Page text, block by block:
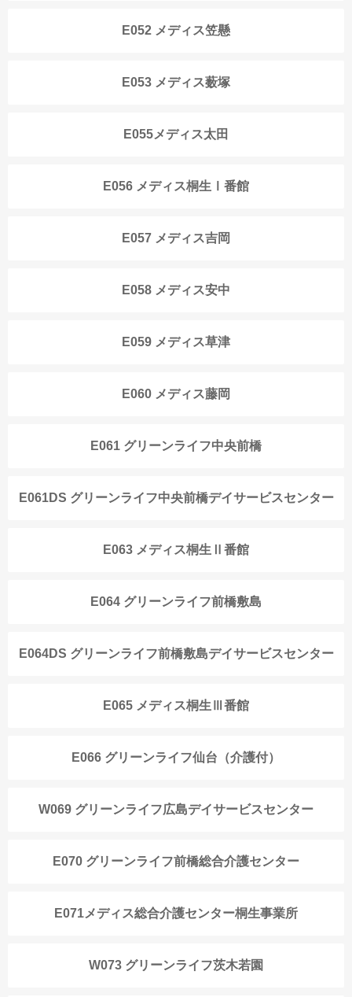
E052 メディス笠懸
E053 メディス薮塚
E055メディス太田
E056 メディス桐生Ⅰ番館
E057 メディス吉岡
E058 メディス安中
E059 メディス草津
E060 メディス藤岡
E061 グリーンライフ中央前橋
E061DS グリーンライフ中央前橋デイサービスセンター
E063 メディス桐生Ⅱ番館
E064 グリーンライフ前橋敷島
E064DS グリーンライフ前橋敷島デイサービスセンター
E065 メディス桐生Ⅲ番館
E066 グリーンライフ仙台（介護付）
W069 グリーンライフ広島デイサービスセンター
E070 グリーンライフ前橋総合介護センター
E071メディス総合介護センター桐生事業所
W073 グリーンライフ茨木若園